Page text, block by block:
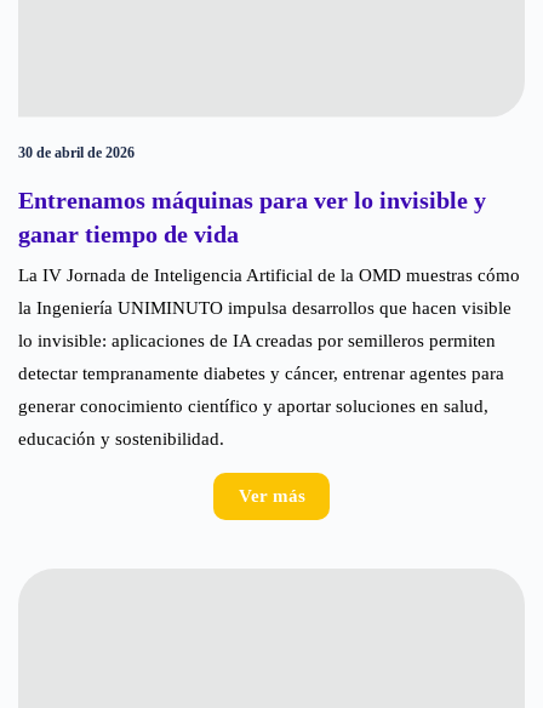
30 de abril de 2026
Entrenamos máquinas para ver lo invisible y
ganar tiempo de vida
La IV Jornada de Inteligencia Artificial de la OMD muestras cómo
la Ingeniería UNIMINUTO impulsa desarrollos que hacen visible
lo invisible: aplicaciones de IA creadas por semilleros permiten
detectar tempranamente diabetes y cáncer, entrenar agentes para
generar conocimiento científico y aportar soluciones en salud,
educación y sostenibilidad.
Ver más